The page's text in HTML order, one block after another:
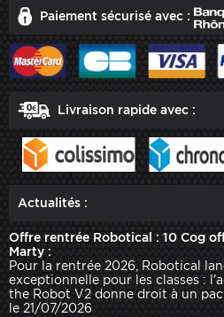
Paiement sécurisé avec :
Livraison rapide avec :
Actualités :
Offre rentrée Robotical : 10 Cog
Marty :
Pour la rentrée 2026, Robotical
exceptionnelle pour les classes :
the Robot V2 donne droit à un
le 21/07/2026